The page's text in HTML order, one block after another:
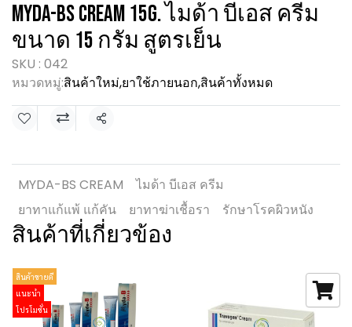
MYDA-BS CREAM 15G. ไมด้า บีเอส ครีม
ขนาด 15 กรัม สูตรเย็น
SKU : 042
หมวดหมู่:สินค้าใหม่,ยาใช้ภายนอก,สินค้าทั้งหมด
แชร์
MYDA-BS CREAM
ไมด้า บีเอส ครีม
ยาทาแก้แพ้ แก้คัน
ยาทาฆ่าเชื้อรา รักษาโรคผิวหนัง
สินค้าที่เกี่ยวข้อง
สินค้าขายดี
แนะนำ
โปรโมชั่น